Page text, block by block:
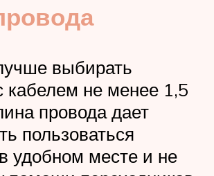
выбирать
кабелем не менее 1,5
провода дает
пользоваться
удобном месте и не